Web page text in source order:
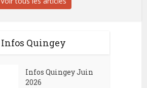
Infos Quingey
Infos Quingey Juin
2026